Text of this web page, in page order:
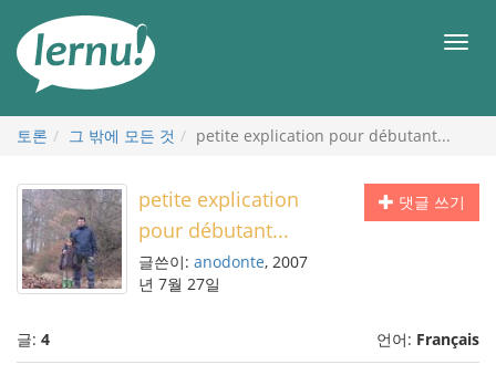
메
토론 그 밖에 모든 것 petite explication pour débutant...
댓글 쓰기
petite explication
pour débutant...
글쓴이: anodonte, 2007
년 7월 27일
글: 4 언어: Français